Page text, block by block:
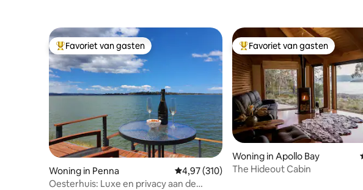
Topfavoriet van gasten
Favoriet van gasten
Woning in Penna Gemiddelde beoordeling van 4,97 uit 5, 310
4,97 (310)
Oesterhuis: Luxe en privacy aan de
Topfavoriet van gasten
Favoriet van gasten
Woning in Apollo Bay
The Hideout Cabin